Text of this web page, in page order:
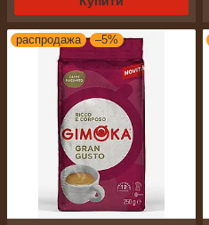
распродажа –5%